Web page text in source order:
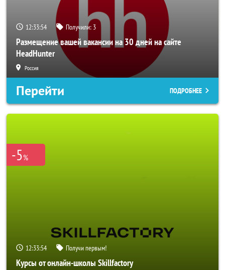
12:33:52 Получили: 3
Размещение вашей вакансии на 30 дней на сайте
HeadHunter
Россия
Перейти ПОДРОБНЕЕ
-5%
12:33:52 Получи первым!
Курсы от онлайн-школы Skillfactory